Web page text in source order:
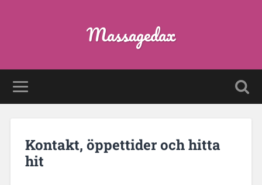
Massagedax
Kontakt, öppettider och hitta
hit